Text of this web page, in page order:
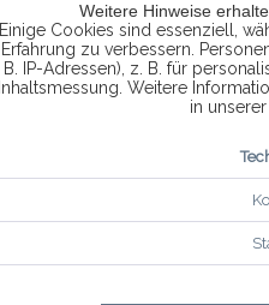
Weitere Hinweise
Einige Cookies sind essenziell,
Erfahrung zu verbessern.
B. IP-Adressen), z. B. für
Inhaltsmessung. Weitere
in unserer